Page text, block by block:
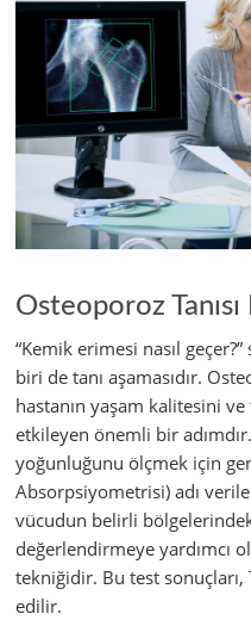
Osteoporoz Tanısı
“Kemik erimesi nasıl
biri de tanı aşamasıdır.
hastanın yaşam kalitesini
etkileyen önemli bir
yoğunluğunu ölçmek için
Absorpsiyometrisi) adı
vücudun belirli
değerlendirmeye yardımcı
tekniğidir. Bu test
edilir.